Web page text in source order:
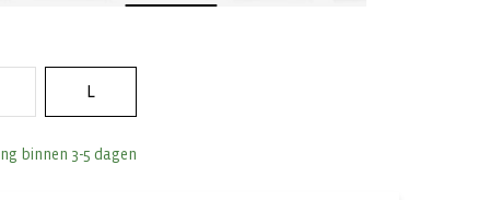
L
binnen 3-5 dagen